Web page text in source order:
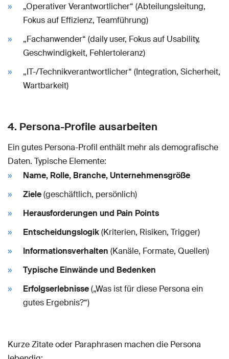
„Operativer Verantwortlicher“ (Abteilungsleitung,
Fokus auf Effizienz, Teamführung)
„Fachanwender“ (daily user, Fokus auf Usability,
Geschwindigkeit, Fehlertoleranz)
„IT-/Technikverantwortlicher“ (Integration, Sicherheit,
Wartbarkeit)
4. Persona-Profile ausarbeiten
Ein gutes Persona-Profil enthält mehr als demografische
Daten. Typische Elemente:
Name, Rolle, Branche, Unternehmensgröße
Ziele(geschäftlich, persönlich)
Herausforderungen und Pain Points
Entscheidungslogik(Kriterien, Risiken, Trigger)
Informationsverhalten (Kanäle, Formate, Quellen)
Typische Einwände und Bedenken
Erfolgserlebnisse(„Was ist für diese Persona ein
gutes Ergebnis?“)
Kurze Zitate oder Paraphrasen machen die Persona